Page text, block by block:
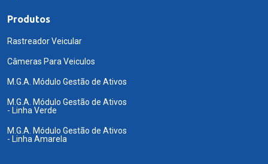
Produtos
Rastreador Veicular
Câmeras Para Veiculos
M.G.A. Módulo Gestão de Ativos
M.G.A. Módulo Gestão de Ativos
- Linha Verde
M.G.A. Módulo Gestão de Ativos
- Linha Amarela